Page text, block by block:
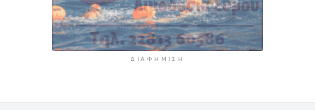
ΔΙΑΦΉΜΙΣΗ